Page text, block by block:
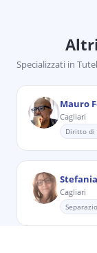
Specializzati in
Mauro
Cagliari
Diritto di
Cagliari